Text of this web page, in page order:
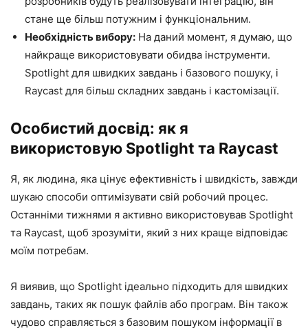
стане ще більш потужним і функціональним.
Необхідність вибору: На даний момент, я думаю, що
найкраще використовувати обидва інструменти.
Spotlight для швидких завдань і базового пошуку, і
Raycast для більш складних завдань і кастомізації.
Особистий досвід: як я
використовую Spotlight та Raycast
Я, як людина, яка цінує ефективність і швидкість, завжди
шукаю способи оптимізувати свій робочий процес.
Останніми тижнями я активно використовував Spotlight
та Raycast, щоб зрозуміти, який з них краще відповідає
моїм потребам.
Я виявив, що Spotlight ідеально підходить для швидких
завдань, таких як пошук файлів або програм. Він також
чудово справляється з базовим пошуком інформації в